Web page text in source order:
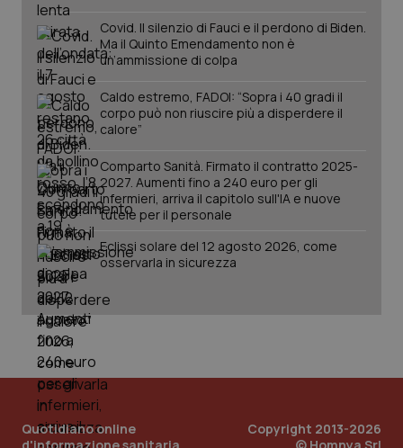
Covid. Il silenzio di Fauci e il perdono di Biden.
Ma il Quinto Emendamento non è
un’ammissione di colpa
Caldo estremo, FADOI: “Sopra i 40 gradi il
corpo può non riuscire più a disperdere il
calore”
Comparto Sanità. Firmato il contratto 2025-
2027. Aumenti fino a 240 euro per gli
infermieri, arriva il capitolo sull'IA e nuove
tutele per il personale
Eclissi solare del 12 agosto 2026, come
osservarla in sicurezza
Quotidiano online
Copyright 2013-2026
PHPSESSID
PHP.net
_ga_KM60CM4NPH .quotidianosanita.it
1